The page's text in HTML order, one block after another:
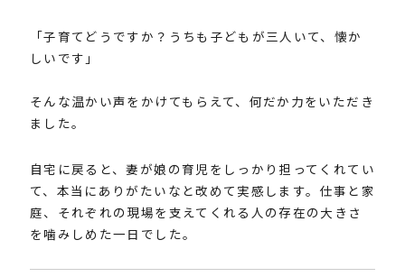
「子育てどうですか？うちも子どもが三人いて、懐か
しいです」
そんな温かい声をかけてもらえて、何だか力をいただき
ました。
自宅に戻ると、妻が娘の育児をしっかり担ってくれてい
て、本当にありがたいなと改めて実感します。仕事と家
庭、それぞれの現場を支えてくれる人の存在の大きさ
を噛みしめた一日でした。